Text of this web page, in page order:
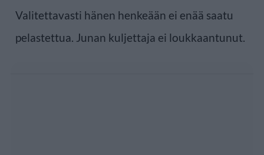
Valitettavasti hänen henkeään ei enää saatu
pelastettua. Junan kuljettaja ei loukkaantunut.